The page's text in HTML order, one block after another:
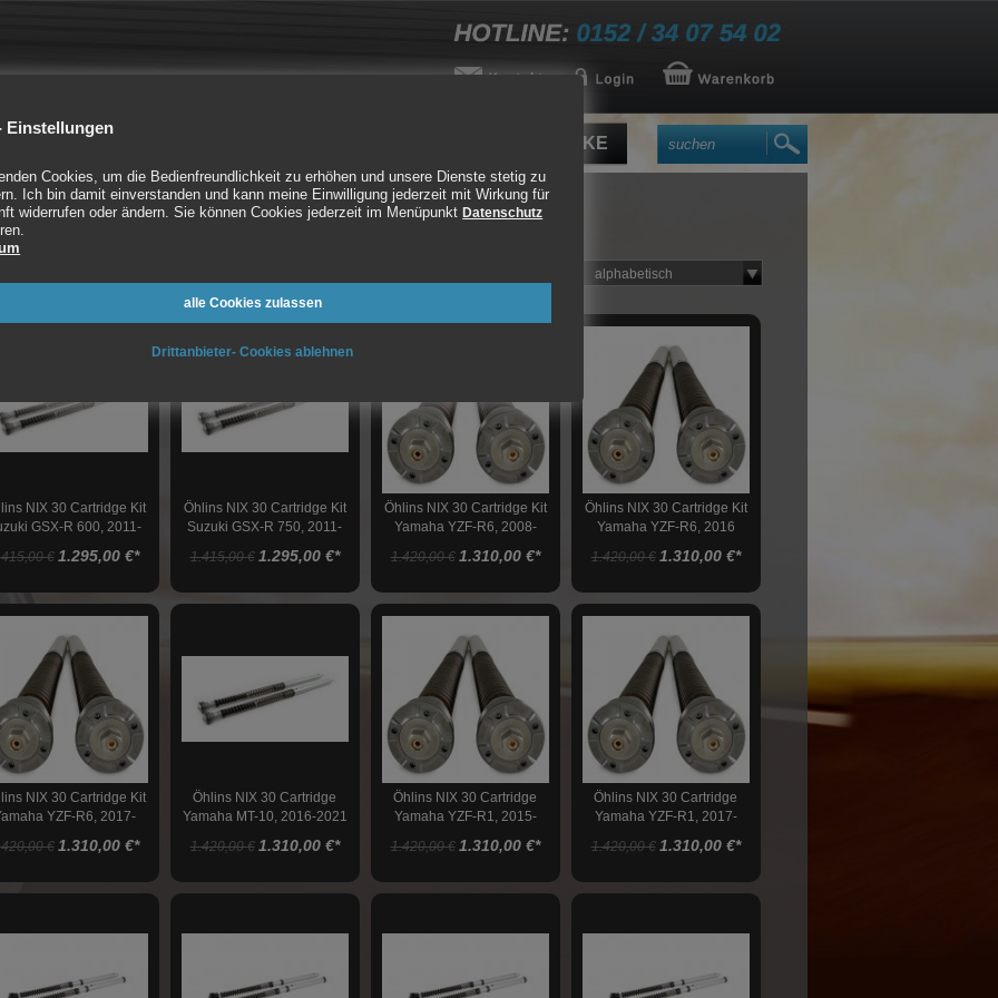
alle Cookies zulassen
Drittanbieter- Cookies ablehnen
Einstellungen
Cookies, um die Bedienfreundlichkeit zu erhöhen und unsere Dienste stetig zu
Ich bin damit einverstanden und kann meine Einwilligung jederzeit mit Wirkung für
widerrufen oder ändern. Sie können Cookies jederzeit im MenüpunktDatenschutz
Auspuff DUCABIKE
alphabetisch
NIX 30 Cartridge Kit
GSX-R 600, 2011-
€ 1.295,00 €*
Öhlins NIX 30 Cartridge Kit
Suzuki GSX-R 750, 2011-
1.415,00 € 1.295,00 €*
Öhlins NIX 30 Cartridge Kit
Yamaha YZF-R6, 2008-
1.420,00 € 1.310,00 €*
Öhlins NIX 30 Cartridge Kit
Yamaha YZF-R6, 2016
1.420,00 € 1.310,00 €*
NIX 30 Cartridge Kit
YZF-R6, 2017-
€ 1.310,00 €*
Öhlins NIX 30 Cartridge
Yamaha MT-10, 2016-2021
1.420,00 € 1.310,00 €*
Öhlins NIX 30 Cartridge
Yamaha YZF-R1, 2015-
1.420,00 € 1.310,00 €*
Öhlins NIX 30 Cartridge
Yamaha YZF-R1, 2017-
1.420,00 € 1.310,00 €*